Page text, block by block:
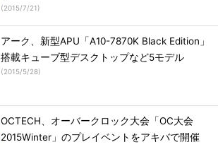
(2015/7/21)
アーク、新型APU「A10-7870K Black Edition」
搭載キューブ型デスクトップなど5モデル
(2015/5/28)
OCTECH、オーバークロック大会「OC大会
2015Winter」のプレイベントをアキバで開催